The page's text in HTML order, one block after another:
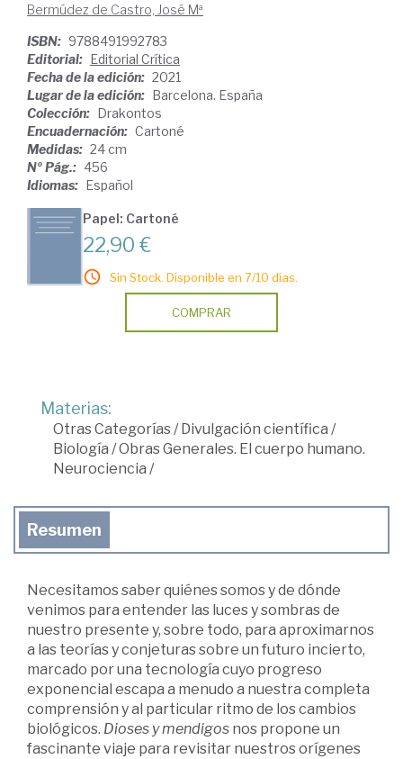
Bermúdez de Castro, José Mª
ISBN: 9788491992783
Editorial: Editorial Crítica
Fecha de la edición: 2021
Lugar de la edición: Barcelona. España
Colección: Drakontos
Encuadernación: Cartoné
Medidas: 24 cm
Nº Pág.: 456
Idiomas: Español
Papel: Cartoné
22,90 €
Sin Stock. Disponible en 7/10 días.
COMPRAR
Materias:
Otras Categorías /Divulgación científica /
Biología /Obras Generales. El cuerpo humano.
Neurociencia /
Resumen
Necesitamos saber quiénes somos y de dónde
venimos para entender las luces y sombras de
nuestro presente y, sobre todo, para aproximarnos
a las teorías y conjeturas sobre un futuro incierto,
marcado por una tecnología cuyo progreso
exponencial escapa a menudo a nuestra completa
comprensión y al particular ritmo de los cambios
biológicos. Dioses y mendigos nos propone un
fascinante viaje para revisitar nuestros orígenes